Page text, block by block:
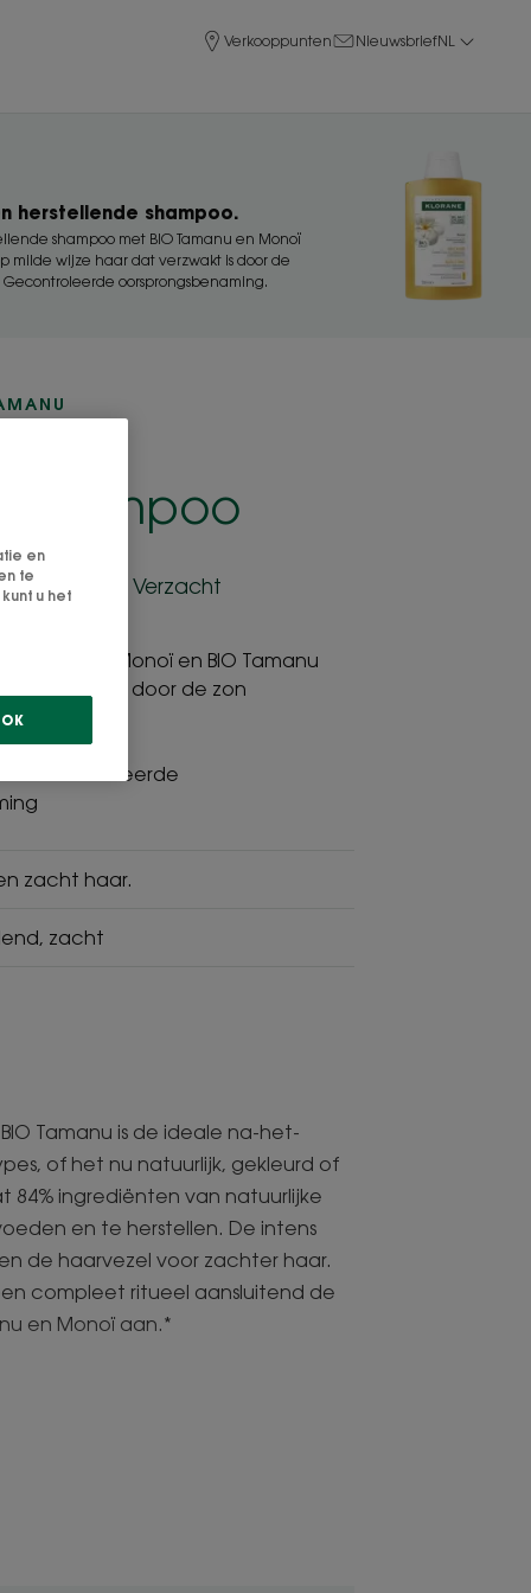
Verkooppunten NieuwsbriefNL
herstellende shampoo.
shampoo met BIO Tamanu en Monoï
milde wijze haar dat verzwakt is door de
Gecontroleerde oorsprongsbenaming.
- Voedt - Verzacht
met Monoï en BIO Tamanu
mild het door de zon
Gecontroleerde
zacht haar.
zacht
Tamanu is de ideale na-het-
of het nu natuurlijk, gekleurd of
84% ingrediënten van natuurlijke
en te herstellen. De intens
de haarvezel voor zachter haar.
compleet ritueel aansluitend de
en Monoï aan.*
van Tiare-bloemen.
en
te
u het
OK